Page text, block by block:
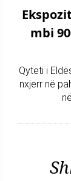
mbi
Qyteti i
nxjerr në